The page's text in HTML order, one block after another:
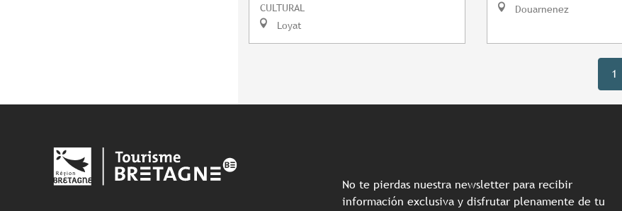
CULTURAL
Loyat
Douarnenez
1
No te pierdas nuestra newsletter para recibir
información exclusiva y disfrutar plenamente de tu